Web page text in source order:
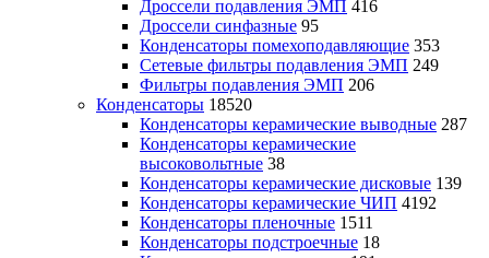
Дроссели подавления ЭМП 416
Дроссели синфазные 95
Конденсаторы помехоподавляющие 353
Сетевые фильтры подавления ЭМП 249
Фильтры подавления ЭМП 206
Конденсаторы 18520
Конденсаторы керамические выводные 287
Конденсаторы керамические
высоковольтные 38
Конденсаторы керамические дисковые 139
Конденсаторы керамические ЧИП 4192
Конденсаторы пленочные 1511
Конденсаторы подстроечные 18